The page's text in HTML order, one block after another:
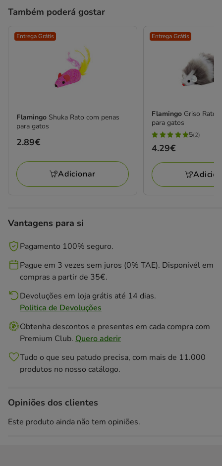
Também poderá gostar
Entrega Grátis
Flamingo Shuka Rato com penas
para gatos
Preço
2.89€
Adicionar
Entrega Grátis
Flamingo Griso Rato
para gatos
5
estrelas
com
2
avaliações
5(2)
Preço
4.29€
4.29€
Vantagens para si
Pagamento 100% seguro.
Pague em 3 vezes sem juros (0% TAE). Disponivél em
compras a partir de 35€.
Devoluções em loja grátis até 14 dias.
Politica de Devoluções
Obtenha descontos e presentes em cada compra com
Premium Club. Quero aderir
Tudo o que seu patudo precisa, com mais de 11.000
produtos no nosso catálogo.
Opiniões dos clientes
Este produto ainda não tem opiniões.